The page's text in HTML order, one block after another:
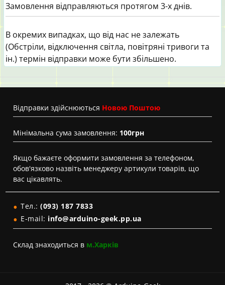
Замовлення відправляються протягом 3-х днів.
В окремих випадках, що від нас не залежать
(Обстріли, відключення світла, повітряні тривоги та
ін.) термін відправки може бути збільшено.
Вiдправки здійснюються Новою Поштою
Мінімальна сума замовлення: 100грн
Якщо бажаєте оформити замовлення за телефоном,
обов'язково назвіть менеджеру артикули товарів, що
вас цікавлять.
Тел.: (093) 187 7833
E-mail: info@arduino-geek.pp.ua
Склад знаходиться в м.Харків